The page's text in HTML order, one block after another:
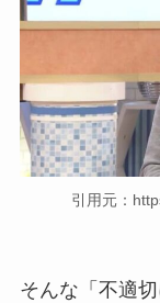
引用元：
そんな「不適